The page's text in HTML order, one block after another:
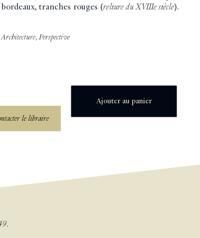
tranches rouges (reliure du XVIIIe siècle).
Architecture,Perspective
le libraire
Ajouter au panier